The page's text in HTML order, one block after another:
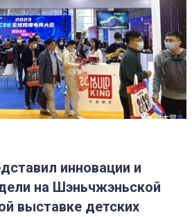
инновации и
на Шэньчжэньской
выставке детских